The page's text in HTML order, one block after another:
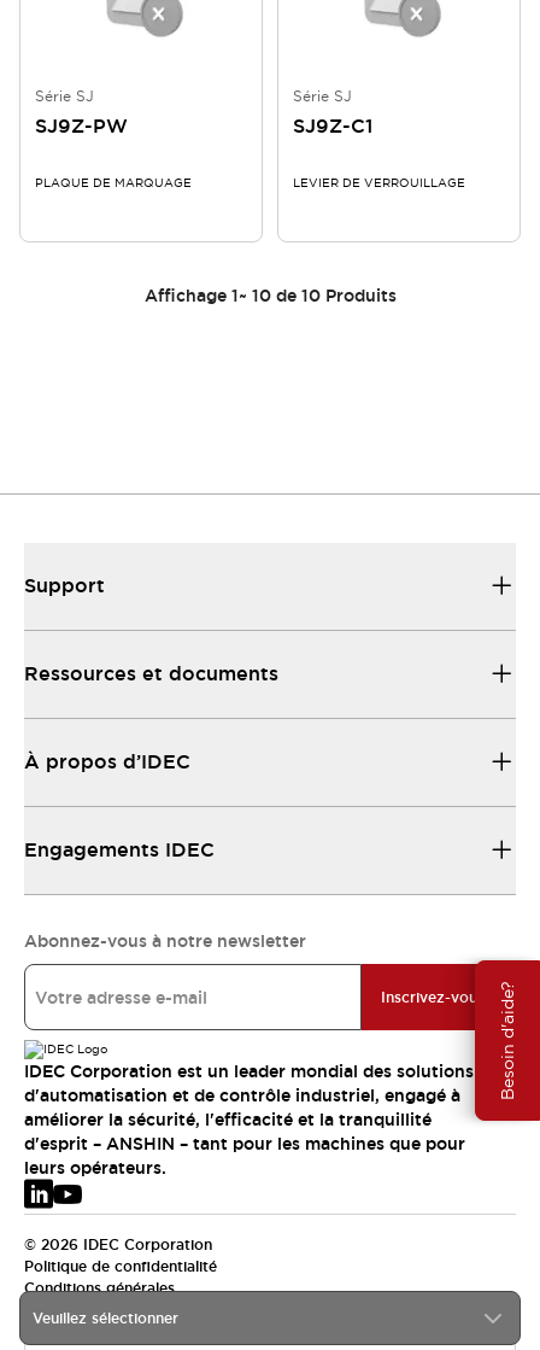
Besoin d'aide?
Série SJ
SJ9Z-PW
PLAQUE DE MARQUAGE
Série SJ
SJ9Z-C1
LEVIER DE VERROUILLAGE
Affichage 1~ 10 de 10 Produits
Veuillez sélectionner
Support
Ressources et documents
À propos d’IDEC
Engagements IDEC
Abonnez-vous à notre newsletter
Inscrivez-vous
IDEC Corporation est un leader mondial des solutions
d'automatisation et de contrôle industriel, engagé à
améliorer la sécurité, l'efficacité et la tranquillité
d'esprit – ANSHIN – tant pour les machines que pour
leurs opérateurs.
© 2026 IDEC Corporation
Politique de confidentialité
Conditions générales
EMEA